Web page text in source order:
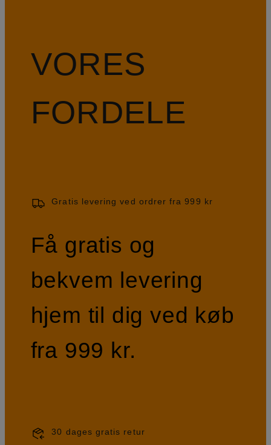
VORES
FORDELE
Gratis levering ved ordrer fra 999 kr
Få gratis og
bekvem levering
hjem til dig ved køb
fra 999 kr.
30 dages gratis retur